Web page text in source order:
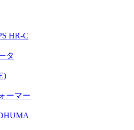
HR-C
タ
ーマー